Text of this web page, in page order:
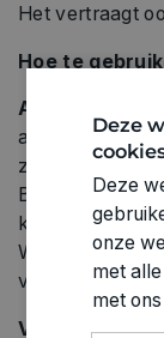
Het vertraagt
Hoe te
Achtergrond
alle niet-
zich anders
Bijvoorbeeld
keramiek, glas,
Wij adviseren u
voeren op de
Voorbereiding
Deze
Deze
onze
met
met